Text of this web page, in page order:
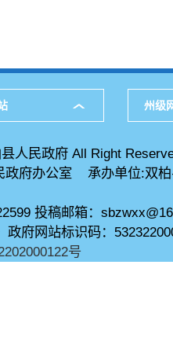
州级
人民政府 All Right
政府办公室 承办单位:双
投稿邮箱：
政府网站标识码：
号